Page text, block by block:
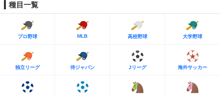
種目一覧
プロ野球 MLB 高校野球 大学野球
独立リーグ 侍ジャパン Jリーグ 海外サッカー